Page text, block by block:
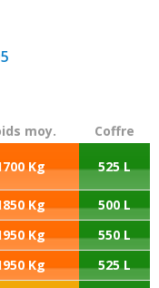
moy.
Coffre
Kg 525 L
Kg
500 L
Kg
550 L
Kg
525 L